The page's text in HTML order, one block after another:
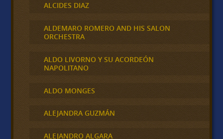
ALCIDES DIAZ
ALDEMARO ROMERO AND HIS SALON
ORCHESTRA
ALDO LIVORNO Y SU ACORDEÓN
NAPOLITANO
ALDO MONGES
ALEJANDRA GUZMÁN
ALEJANDRO ALGARA